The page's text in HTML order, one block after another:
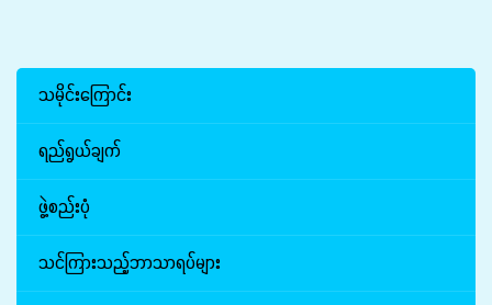
သမိုင်းကြောင်း
ရည်ရွယ်ချက်
ဖွဲ့စည်းပုံ
သင်ကြားသည့်ဘာသာရပ်များ